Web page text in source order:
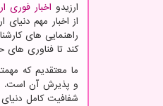
ارزیدو اخبار فوری
از اخبار مهم
راهنمایی های
کند تا فناوری های
ما معتقدیم که
و پذیرش آن است.
شفافیت کامل دنیای